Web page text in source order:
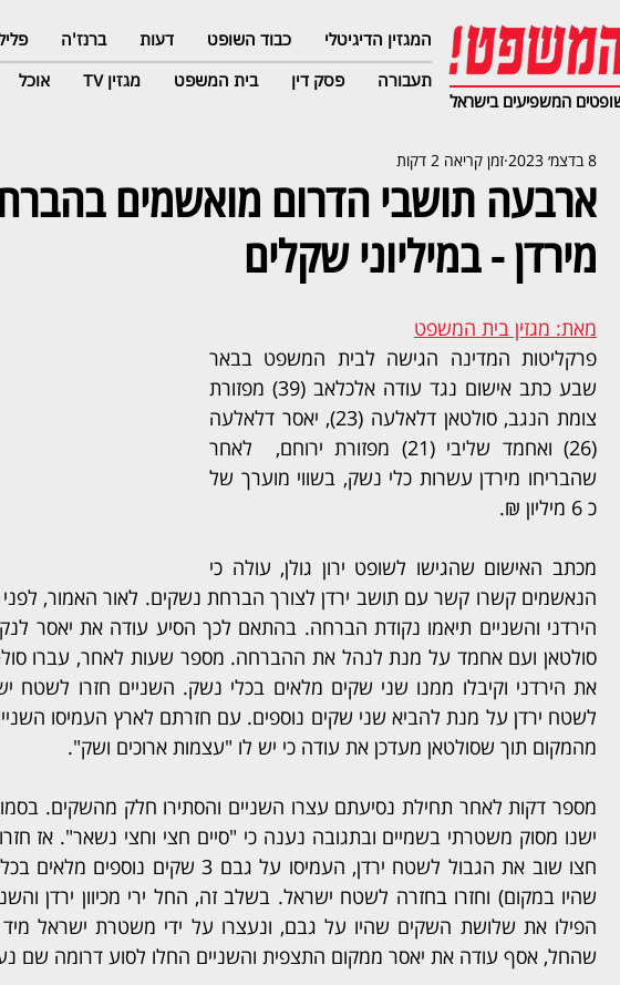
המגזין הדיגיטלי כבוד השופט דעות ברנז'ה
תעבורה
פסק דין בית המשפט מגזין TV אוכל
המשפיעים בישראל
ארבעה תושבי הדרום מואשמים
מירדן - במיליוני שקלים
8 בדצמ׳ 2023 זמן קריאה 2 דקות
מאת: מגזין בית המשפט
כ 6 מיליון ₪.
מהמקום תוך שסולטאן מעדכן את עודה כי יש לו "עצמות ארוכים ושק".
שהחל, אסף עודה את יאסר ממקום התצפית והשניים החלו לסוע דרומה שם